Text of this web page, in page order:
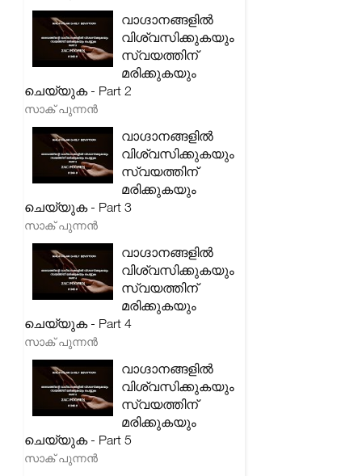
വാഗ്ദാനങ്ങളിൽ
വിശ്വസിക്കുകയും
സ്വയത്തിന്
മരിക്കുകയും
ചെയ്യുക - Part 2
സാക് പുന്നൻ
വാഗ്ദാനങ്ങളിൽ
വിശ്വസിക്കുകയും
സ്വയത്തിന്
മരിക്കുകയും
ചെയ്യുക - Part 3
സാക് പുന്നൻ
വാഗ്ദാനങ്ങളിൽ
വിശ്വസിക്കുകയും
സ്വയത്തിന്
മരിക്കുകയും
ചെയ്യുക - Part 4
സാക് പുന്നൻ
വാഗ്ദാനങ്ങളിൽ
വിശ്വസിക്കുകയും
സ്വയത്തിന്
മരിക്കുകയും
ചെയ്യുക - Part 5
സാക് പുന്നൻ